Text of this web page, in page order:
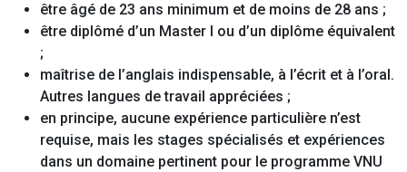
être âgé de 23 ans minimum et de moins de 28 ans ;
être diplômé d’un Master I ou d’un diplôme équivalent
;
maîtrise de l’anglais indispensable, à l’écrit et à l’oral.
Autres langues de travail appréciées ;
en principe, aucune expérience particulière n’est
requise, mais les stages spécialisés et expériences
dans un domaine pertinent pour le programme VNU